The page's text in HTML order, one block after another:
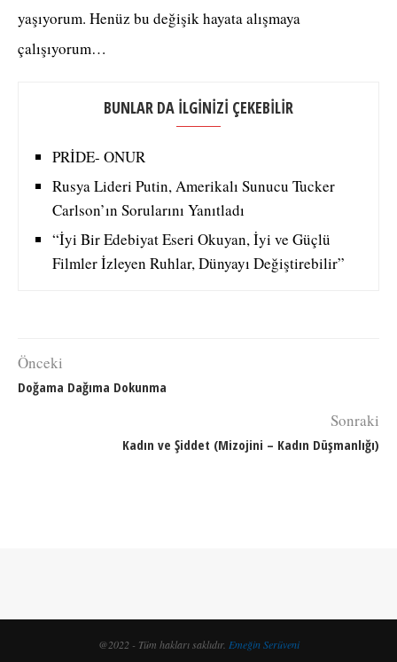
yaşıyorum. Henüz bu değişik hayata alışmaya
çalışıyorum…
BUNLAR DA İLGİNİZİ ÇEKEBİLİR
PRİDE- ONUR
Rusya Lideri Putin, Amerikalı Sunucu Tucker
Carlson’ın Sorularını Yanıtladı
“İyi Bir Edebiyat Eseri Okuyan, İyi ve Güçlü
Filmler İzleyen Ruhlar, Dünyayı Değiştirebilir”
Önceki
Doğama Dağıma Dokunma
Sonraki
Kadın ve Şiddet (Mizojini – Kadın Düşmanlığı)
@2022 - Tüm hakları saklıdır. Emeğin Serüveni